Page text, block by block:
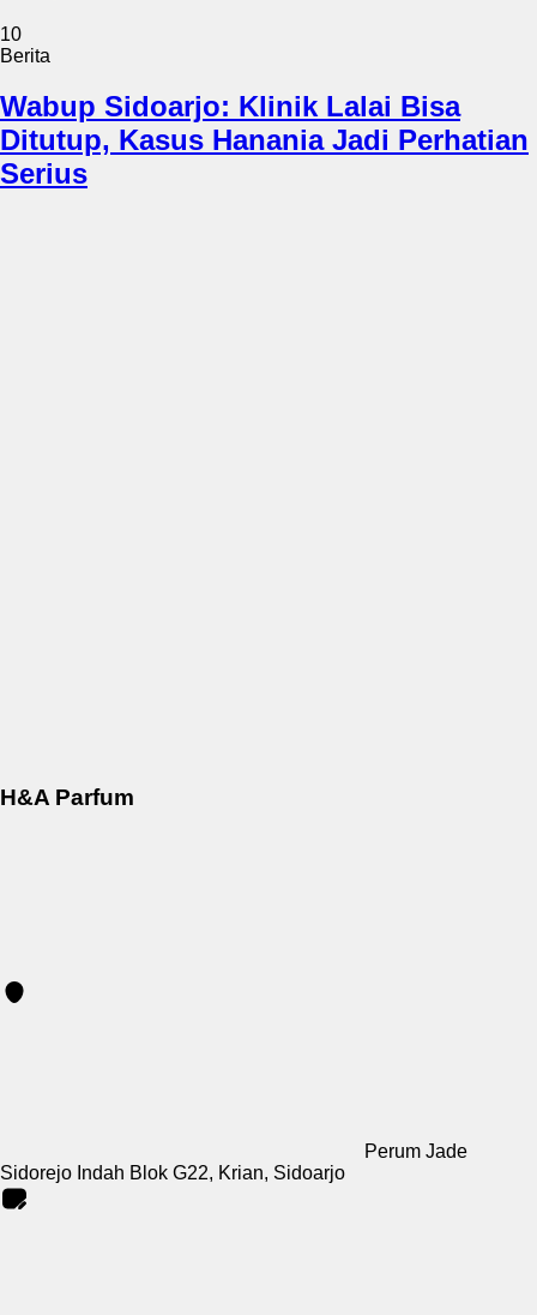
10
Berita
Wabup Sidoarjo: Klinik Lalai Bisa
Ditutup, Kasus Hanania Jadi Perhatian
Serius
H&A Parfum
Perum Jade
Sidorejo Indah Blok G22, Krian, Sidoarjo